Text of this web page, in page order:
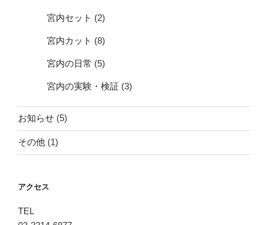
宮内セット (2)
宮内カット (8)
宮内の日常 (5)
宮内の実験・検証 (3)
お知らせ (5)
その他 (1)
アクセス
TEL